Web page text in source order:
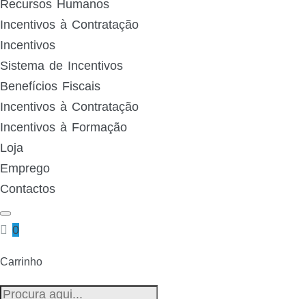
Recursos Humanos
Incentivos à Contratação
Incentivos
Sistema de Incentivos
Benefícios Fiscais
Incentivos à Contratação
Incentivos à Formação
Loja
Emprego
Contactos
0
Carrinho
Pesquisa